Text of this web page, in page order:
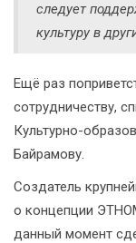
следует
культуру в
Ещё раз
сотрудничеству,
Культурно-
Байрамову.
Создатель
о концепции
данный момент